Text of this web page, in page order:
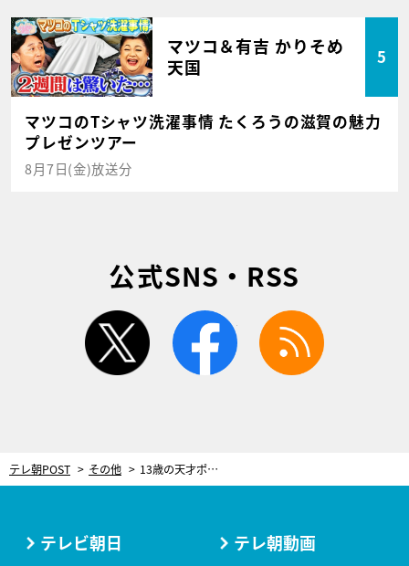
マツコ＆有吉 かりそめ
天国
5
マツコのTシャツ洗濯事情 たくろうの滋賀の魅力
プレゼンツアー
8月7日(金)放送分
公式SNS・RSS
twitter facebook
テレ朝POST その他 13歳の天才ポールダンサー登場！MCは東野幸治、『ニッポン育てる大事典』放送
テレビ朝日 テレ朝動画